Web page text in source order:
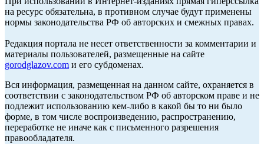
на ресурс обязательна, в противном случае будут применены
нормы законодательства РФ об авторских и смежных правах.
Редакция портала не несет ответственности за комментарии и
материалы пользователей, размещенные на сайте
gorodglazov.com и его субдоменах.
Вся информация, размещенная на данном сайте, охраняется в
соответствии с законодательством РФ об авторском праве и не
подлежит использованию кем-либо в какой бы то ни было
форме, в том числе воспроизведению, распространению,
переработке не иначе как с письменного разрешения
правообладателя.